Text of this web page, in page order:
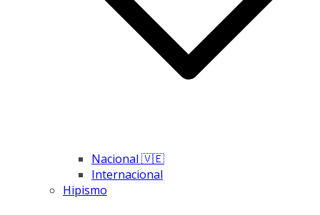
Nacional 🇻🇪
Internacional
Hipismo